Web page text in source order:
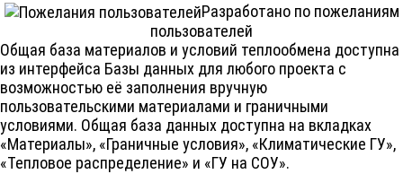
Разработано по пожеланиям
пользователей
Общая база материалов и условий теплообмена доступна
из интерфейса Базы данных для любого проекта с
возможностью её заполнения вручную
пользовательскими материалами и граничными
условиями. Общая база данных доступна на вкладках
«Материалы», «Граничные условия», «Климатические ГУ»,
«Тепловое распределение» и «ГУ на СОУ».